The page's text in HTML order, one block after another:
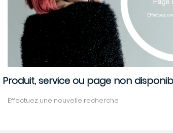
Produit, service ou page non
Effectuez une nouvelle recherche